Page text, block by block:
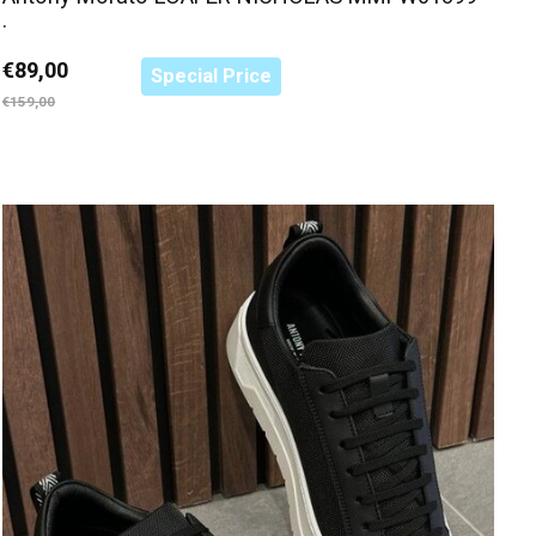
Special Price
.
€89,00
€159,00